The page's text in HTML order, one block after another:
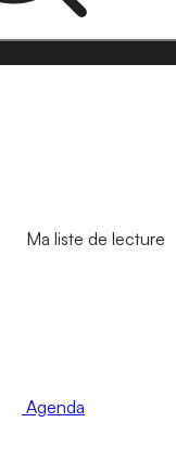
Ma liste de lecture
Agenda